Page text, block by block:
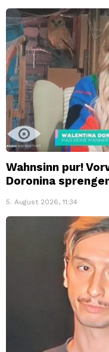
Wahnsinn pur!
Doronina
5. August 2026, 11:34